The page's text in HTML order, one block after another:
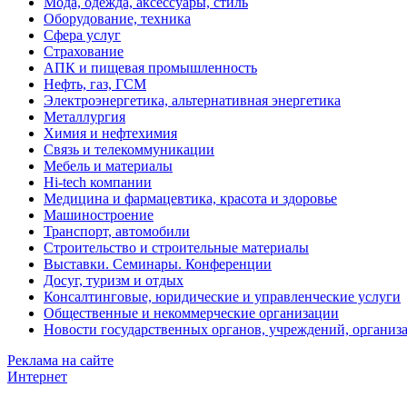
Оборудование, техника
Сфера услуг
Страхование
АПК и пищевая промышленность
Нефть, газ, ГСМ
Электроэнергетика, альтернативная энергетика
Металлургия
Химия и нефтехимия
Связь и телекоммуникации
Мебель и материалы
Hi-tech компании
Медицина и фармацевтика, красота и здоровье
Машиностроение
Транспорт, автомобили
Строительство и строительные материалы
Выставки. Семинары. Конференции
Досуг, туризм и отдых
Консалтинговые, юридические и управленческие услуги
Общественные и некоммерческие организации
Новости государственных органов, учреждений,
Реклама на сайте
Интернет